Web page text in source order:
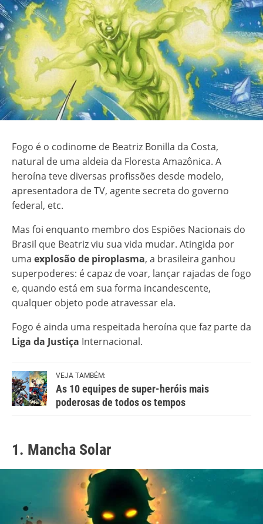
Fogo é o codinome de Beatriz Bonilla da Costa,
natural de uma aldeia da Floresta Amazônica. A
heroína teve diversas profissões desde modelo,
apresentadora de TV, agente secreta do governo
federal, etc.
Mas foi enquanto membro dos Espiões Nacionais do
Brasil que Beatriz viu sua vida mudar. Atingida por
uma explosão de piroplasma, a brasileira ganhou
superpoderes: é capaz de voar, lançar rajadas de fogo
e, quando está em sua forma incandescente,
qualquer objeto pode atravessar ela.
Fogo é ainda uma respeitada heroína que faz parte da
Liga da Justiça Internacional.
VEJA TAMBÉM:
As 10 equipes de super-heróis mais
poderosas de todos os tempos
1. Mancha Solar